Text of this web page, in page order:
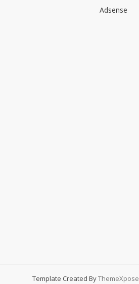
Adsense
Template Created ByThemeXpose